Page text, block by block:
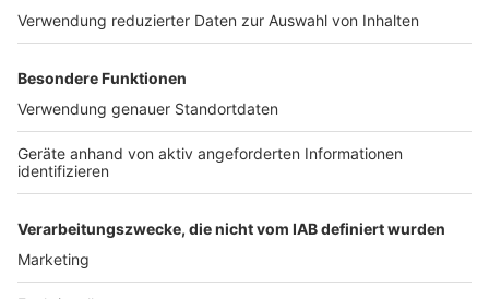
Werben
Archiv
ANTENNE BAYERN GROUP
Stiftung ANTENNE BAYERN
hilft
Teilnahmebedingungen
Grounding Page ANTENNE